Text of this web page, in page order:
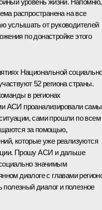
распространена на все
услышать от руководителей
по донастройке этого
Национальной
52 региона страны.
в регионах
АСИ проанализировали
сами прошли по всем
за помощью,
которые уже реализуются
Прошу АСИ и дальше
значимым
диалоге с главами
полезный диалог и полезное